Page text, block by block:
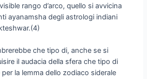
rango d’arco, quello si avvicina
ayanamsha degli astrologi indiani
che tipo di, anche se si
il audacia della sfera che tipo di
la lemma dello zodiaco siderale